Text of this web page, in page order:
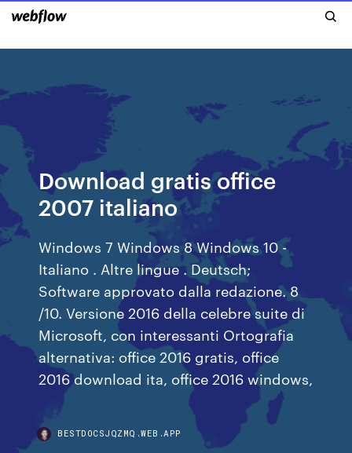
Download gratis office
2007 italiano
Windows 7 Windows 8 Windows 10 -
Italiano . Altre lingue . Deutsch;
Software approvato dalla redazione. 8
/10. Versione 2016 della celebre suite di
Microsoft, con interessanti Ortografia
alternativa: office 2016 gratis, office
2016 download ita, office 2016 windows,
BESTDOCSJQZMQ.WEB.APP